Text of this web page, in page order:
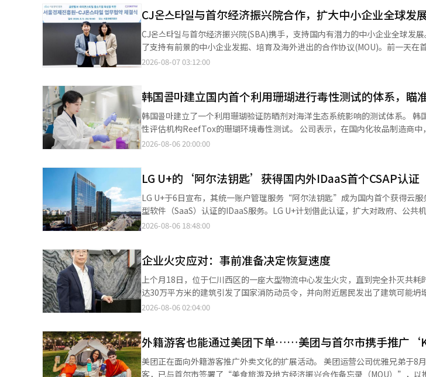
工智能（AI）系统翻译与编辑。
有通过监督实际执行情况才能显现出来。联合国开发计划署（UNDP）在今年6
审计的优秀案例》分析了全球60多个政府审计案例，指出了一个反复出现的陷
即“目标替代”现象。也就是说，提交温室气体减排设施扩建或可再生能源普
每年报告的项目数量和预算消耗率并不能保证实际普及的设施能够正常减少碳
审计的核心。公共机构根据《碳中和基本法》第10条，实际上已经对碳中和的
和责任独立于董事会或管理层，对机构的整体工作进行独立检查，现在是时候
中和执行方面的实际落实进行实质性检查了。从气候审计的角度来看，检查的
如何计算的，是否经过外部验证，预算是否按目的执行，委员会会议记录中是
今年重复出现。幸运的是，这一检查不需要从头开始重新设计。国际标准化组
准，远程测量数据等外部验证手段也越来越容易使用。关键在于，不是询问“
候审计的必要性，对于未来世代和可持续发展而言，民间企业也必须作为责任
工智能（AI）系统翻译与编辑。
放，包括代理工作室。 市场将设计为不依赖于特定云或特定AI模型的开放结构
纳”，还将连接国内外多种AI模型，并通过外部API（应用程序接口）或MCP
的自由联动。 为了确保可靠性，所有注册的AI工具将经过安全审查、沙盒验证
在运营阶段启动常态再验证机制。 为构建此次市场，卡卡欧财团计划投入自身
400多个MCP服务器的开放平台“PlayMCP”和AI代理开发工具“AI代理构建
运营经验，以及云基础设施和安全能力共同参与。 同时，还将运营支持生态系
客马拉松等项目，挖掘优秀代理并与入驻相结合，形成共同成长的良性循环结
示：“AI代理的需求和供应正在迎来一个拐点”，并表示：“基于卡卡欧的AI
和企业等任何人建立一个值得信赖的AI代理生态系统标准，并将其持续运营
2025年7月推出了PlayMCP，以发掘可用于AI代理的各种工具并支持开发者的
环境。卡卡欧基于此扩大了AI与各种外部服务的连接，拓宽了代理AI生态系统
统翻译与编辑。
CJ온스타일与首尔经济振兴院合作，扩大中小企业全球发
CJ온스타일与首尔经济振兴院(SBA)携手，支持国内有潜力的中小企业全球发
了支持有前景的中小企业发掘、培育及海外进出的合作协议(MOU)。前一天在
善英CJ ENM商务部门(CJ온스타일)代表理事与金贤宇首尔经济振兴院代表理事
此外，还将利用海外展会、博览会及当地分销商、买家网络，并共同推动与全
营销和直播电商。金贤宇首尔经济振兴院代表理事表示：“首尔有前景的中小
到扩大。”CJ온스타일相关人士补充道：“我们将积极支持更多K-生活方式品
타일表示，从上个月3日至7日举行的夏季黑色星期五活动“Come on Black
同期增长了124%。※ 本报道经人工智能（AI）系统翻译与编辑。
2026-08-07 03:12:00
韩国콜마建立国内首个利用珊瑚进行毒性测试的体系，瞄
韩国콜마建立了一个利用珊瑚验证防晒剂对海洋生态系统影响的测试体系。 韩国콜마于6日宣布，已通过法国环境毒
性评估机构ReefTox的珊瑚环境毒性测试。 公司表示，在国内化妆品制造商中，首次建立了利用珊瑚进行防晒剂毒性
测试的体系。 ReefTox通过将化妆品原料和成品暴露于珊瑚一定时间后，测量白化现象、组织损失和生存情况等，评
产的防晒剂通过测试，将可以在产品上标示认证标志。消费者可以轻松确认产
能获得支持环保性的客观测试结果。 韩国콜마最近对一款无机防晒剂和一款有机防晒剂进行了测试。结果显示，两款
产品在测试条件下对珊瑚没有显著毒性。 基于此，韩国콜마计划建立从防晒剂配方开发到环境毒性测试的客户支持体
系。 近期，美国、欧洲（EU）和澳大利亚等地加强了对保护海洋生态系统的防晒剂监管。自2020年帕劳禁止使用含
有某些防晒成分的产品以来，环保防晒产品的关注度也在上升。 韩国콜마表示：“我们计划基于此次验证体系，积极
2026-08-06 20:00:00
LG U+的‘阿尔法钥匙’获得国内外IDaaS首个CSAP认证
LG U+于6日宣布，其统一账户管理服务“阿尔法钥匙”成为国内首个获得云服
型软件（SaaS）认证的IDaaS服务。LG U+计划借此认证，扩大对政府、公共
CSAP是根据《云计算发展及用户保护法》由韩国互联网振兴院（KISA）评估
SaaS的访问权限。该服务提供单一登录（SSO）功能，使用户可以通过一个账
时检测异常登录或权限滥用等异常行为，以应对安全威胁。 为了提高安全性
在不解密数据的情况下进行运算。此外，还利用了抗量子计算机攻击的量子抗
开发适合公共云环境的阿尔法钥匙，目前与部分公共机构进行无偿技术验证（
明年第一季度正式推出公共机构用的阿尔法钥匙。 LG U+企业业务创新集团总
也能成为受信赖的服务。”※ 本报道经人工智能（AI）系统翻译与编辑。
2026-08-06 18:48:00
企业火灾应对：事前准备决定恢复速度
上个月18日，位于仁川西区的一座大型物流中心发生火灾，直到完全扑灭共
达30万平方米的建筑引发了国家消防动员令，并向附近居民发出了建筑可能坍塌的疏散通知。 值
部门表示，防火卷帘和喷淋系统正常运作。该企业也加强了火灾检测与应对体
直，自动化设备、包装材料和电气设施也更加密集。虽然运营效率提高，但火
随之增加。 在高架仓库中，火焰和热量可以沿着货架之间的垂直空间迅速传播。在纸箱、塑料和其他包装材料密集的
环境中，即使是小火星也可能在短时间内蔓延到广泛区域。建筑内部空间宽敞
2026-08-06 02:04:00
外籍游客也能通过美团下单……美团与首尔市携手推广
美团正在面向外籍游客推广外卖文化的扩展活动。 美团运营公司优雅兄弟于8月5日宣布，针对到访的2000万名游
客，已与首尔市签署了“美食旅游及地方经济振兴合作备忘录（MOU）”，以推广‘K-外